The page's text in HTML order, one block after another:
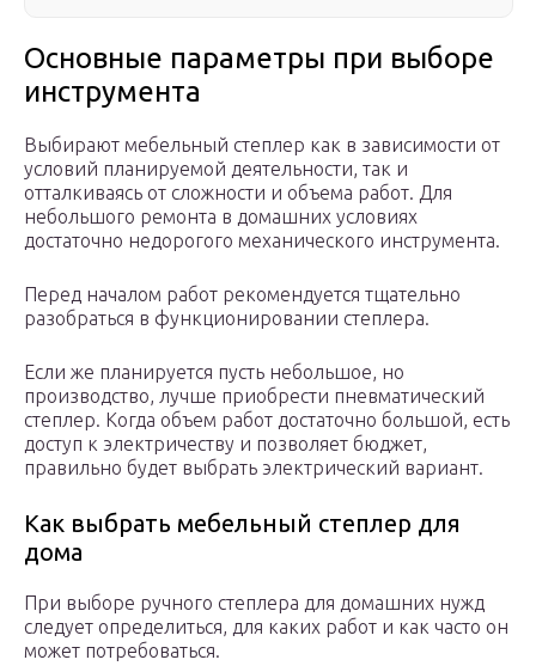
Основные параметры при выборе
инструмента
Выбирают мебельный степлер как в зависимости от
условий планируемой деятельности, так и
отталкиваясь от сложности и объема работ. Для
небольшого ремонта в домашних условиях
достаточно недорогого механического инструмента.
Перед началом работ рекомендуется тщательно
разобраться в функционировании степлера.
Если же планируется пусть небольшое, но
производство, лучше приобрести пневматический
степлер. Когда объем работ достаточно большой, есть
доступ к электричеству и позволяет бюджет,
правильно будет выбрать электрический вариант.
Как выбрать мебельный степлер для
дома
При выборе ручного степлера для домашних нужд
следует определиться, для каких работ и как часто он
может потребоваться.